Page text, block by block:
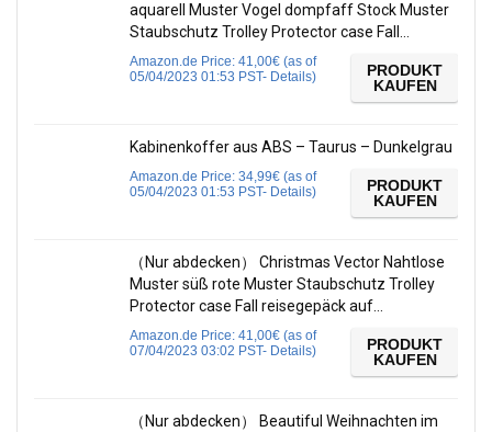
aquarell Muster Vogel dompfaff Stock Muster
Staubschutz Trolley Protector case Fall…
Amazon.de Price: 41,00€ (as of
05/04/2023 01:53 PST- Details)
PRODUKT
KAUFEN
Kabinenkoffer aus ABS – Taurus – Dunkelgrau
Amazon.de Price: 34,99€ (as of
05/04/2023 01:53 PST- Details)
PRODUKT
KAUFEN
（Nur abdecken） Christmas Vector Nahtlose
Muster süß rote Muster Staubschutz Trolley
Protector case Fall reisegepäck auf…
Amazon.de Price: 41,00€ (as of
07/04/2023 03:02 PST- Details)
PRODUKT
KAUFEN
（Nur abdecken） Beautiful Weihnachten im